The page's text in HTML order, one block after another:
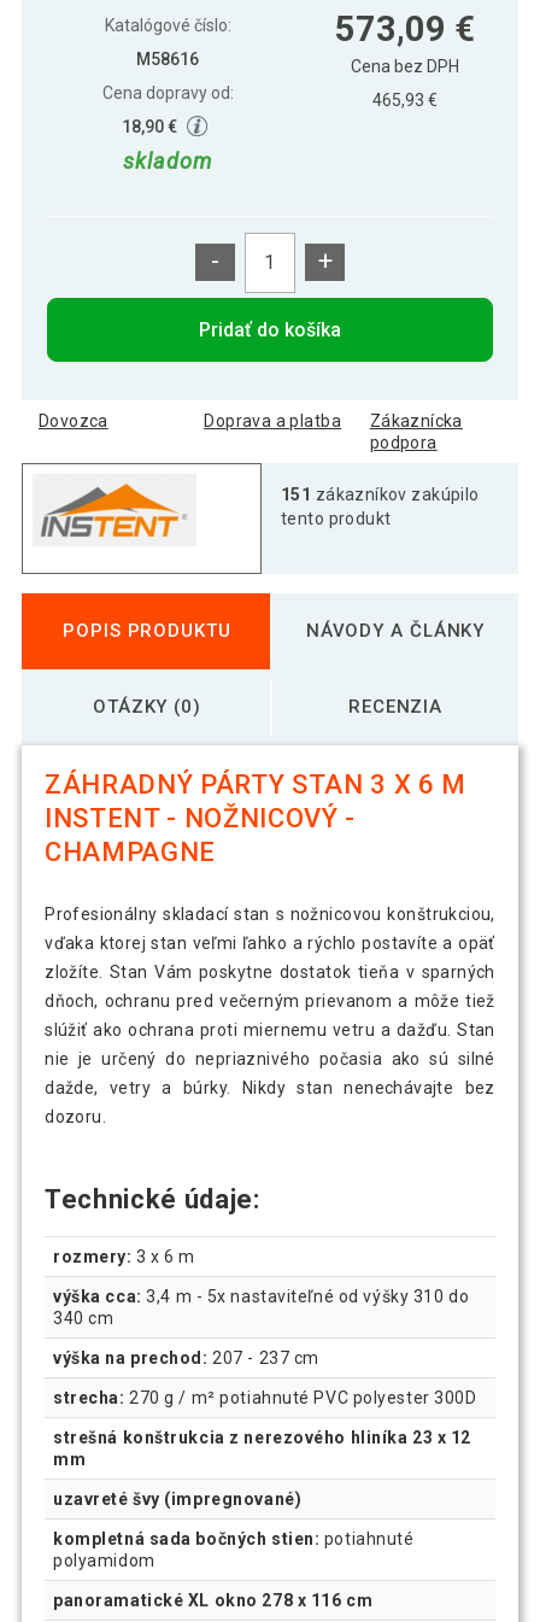
nožnicový - biela
565,49 €
Záhradný párty stan 3 x 6 m INSTENT -
nožnicový - čierna
573,49 €
Katalógové číslo:
M58616
Cena dopravy od:
18,90 €
skladom
573,09 €
Cena bez DPH
465,93 €
- +
Pridať do košíka
Dovozca Doprava a platba
Zákaznícka
podpora
151 zákazníkov zakúpilo
tento produkt
POPIS PRODUKTU NÁVODY A ČLÁNKY
OTÁZKY (0) RECENZIA
ZÁHRADNÝ PÁRTY STAN 3 X 6 M
INSTENT - NOŽNICOVÝ -
CHAMPAGNE
Profesionálny skladací stan s nožnicovou konštrukciou,
vďaka ktorej stan veľmi ľahko a rýchlo postavíte a opäť
zložíte. Stan Vám poskytne dostatok tieňa v sparných
dňoch, ochranu pred večerným prievanom a môže tiež
slúžiť ako ochrana proti miernemu vetru a dažďu. Stan
nie je určený do nepriaznivého počasia ako sú silné
dažde, vetry a búrky. Nikdy stan nenechávajte bez
dozoru.
Technické údaje:
rozmery: 3 x 6 m
výška cca: 3,4 m - 5x nastaviteľné od výšky 310 do
340 cm
výška na prechod: 207 - 237 cm
strecha: 270 g / m² potiahnuté PVC polyester 300D
strešná konštrukcia z nerezového hliníka 23 x 12
mm
uzavreté švy (impregnované)
kompletná sada bočných stien: potiahnuté
polyamidom
panoramatické XL okno 278 x 116 cm